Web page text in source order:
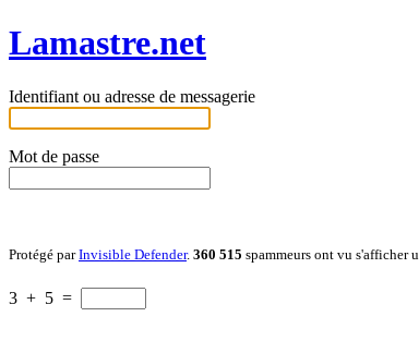
Lamastre.net
Identifiant ou adresse de messagerie
Mot de passe
Protégé parInvisible Defender. 360 515 spammeurs ont vu s'afficher
3 + 5 =